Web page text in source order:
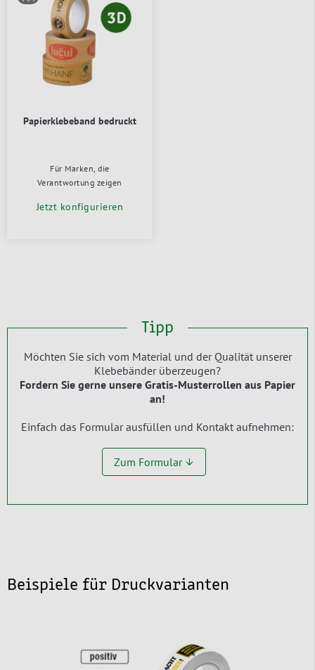
Papierklebeband bedruckt
Für Marken, die
Verantwortung zeigen
Jetzt konfigurieren
Tipp
Möchten Sie sich vom Material und der Qualität unserer
Klebebänder überzeugen?
Fordern Sie gerne unsere Gratis-Musterrollen aus Papier
an!
Einfach das Formular ausfüllen und Kontakt aufnehmen:
Zum Formular ↓
Beispiele für Druckvarianten